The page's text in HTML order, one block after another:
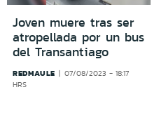
Joven muere tras ser
atropellada por un bus
del Transantiago
REDMAULE
07/08/2023 - 18:17
HRS